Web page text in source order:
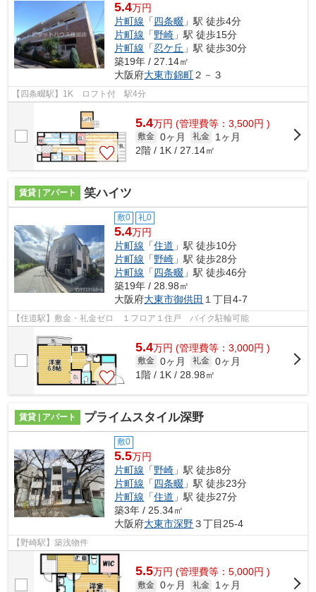
5.4万円
片町線 「四条畷 」駅 徒歩4分
片町線 「野崎 」駅 徒歩15分
片町線 「忍ケ丘 」駅 徒歩30分
築19年 / 27.14㎡
大阪府大東市錦町２－３
【四条畷駅】1K ロフト付 駅4分
5.4万円 (管理費等：3,500円 )
敷金 0ヶ月 礼金
1ヶ月
2階 / 1K / 27.14㎡
賃貸 | アパート 笑ハイツ
敷0 礼0
5.4万円
片町線 「住道 」駅 徒歩10分
片町線 「野崎 」駅 徒歩28分
片町線 「四条畷 」駅 徒歩46分
築19年 / 28.98㎡
大阪府大東市御供田 １丁目4-7
【住道駅】敷金・礼金ゼロ １フロア１住戸 バイク駐輪可能
5.4万円 (管理費等：3,000円 )
敷金 0ヶ月 礼金 0ヶ月
1階 / 1K / 28.98㎡
賃貸 | アパート プライムスタイル深野
敷0
5.5万円
片町線 「野崎 」駅 徒歩8分
片町線 「四条畷 」駅 徒歩23分
片町線 「住道 」駅 徒歩27分
築3年 / 25.34㎡
大阪府大東市深野３丁目25-4
【野崎駅】築浅物件
5.5万円 (管理費等：5,000円 )
敷金 0ヶ月 礼金
1ヶ月